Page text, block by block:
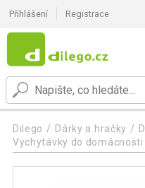
Přihlášení Registrace
Dilego Dárky a hračky
Vychytávky do domácnosti